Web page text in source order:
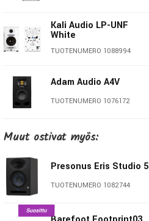
Kali Audio LP-UNF
White
TUOTENUMERO 1088994
Adam Audio A4V
TUOTENUMERO 1076172
Focal Alpha 80 Evo
Focal Alpha 80 Evo B-
Muut ostivat myös:
Presonus Eris Studio 5
TUOTENUMERO 1082744